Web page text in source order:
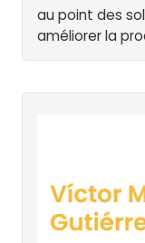
au point des
améliorer la